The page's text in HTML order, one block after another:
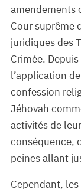
amendements
Cour suprême
juridiques des
Crimée.
l’application
confession
Jéhovah
activités de
conséquence,
peines allant
Cependant,